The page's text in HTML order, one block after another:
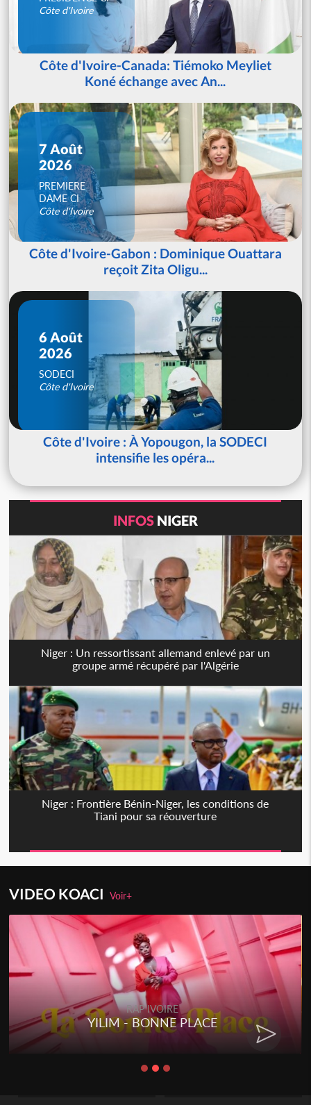
Côte d'Ivoire
Côte d'Ivoire-Canada: Tiémoko Meyliet
Koné échange avec An...
7 Août
2026
PREMIERE
DAME CI
Côte d'Ivoire
Côte d'Ivoire-Gabon : Dominique Ouattara
reçoit Zita Oligu...
6 Août
2026
SODECI
Côte d'Ivoire
Côte d'Ivoire : À Yopougon, la SODECI
intensifie les opéra...
INFOS NIGER
Niger : Un ressortissant allemand enlevé par un
groupe armé récupéré par l'Algérie
Niger : Frontière Bénin-Niger, les conditions de
Tiani pour sa réouverture
VIDEO KOACIVoir+
RAP IVOIRE
YILIM - BONNE PLACE